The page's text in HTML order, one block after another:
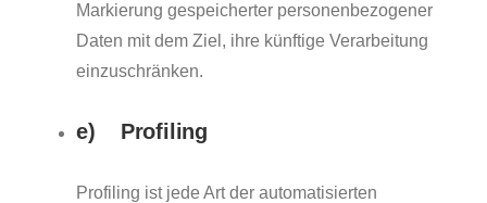
Markierung gespeicherter personenbezogener
Daten mit dem Ziel, ihre künftige Verarbeitung
einzuschränken.
e) Profiling
Profiling ist jede Art der automatisierten